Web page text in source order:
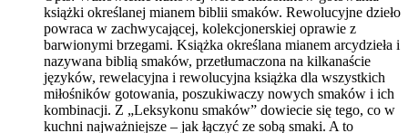
książki określanej mianem biblii smaków. Rewolucyjne dzieło
powraca w zachwycającej, kolekcjonerskiej oprawie z
barwionymi brzegami. Książka określana mianem arcydzieła i
nazywana biblią smaków, przetłumaczona na kilkanaście
języków, rewelacyjna i rewolucyjna książka dla wszystkich
miłośników gotowania, poszukiwaczy nowych smaków i ich
kombinacji. Z „Leksykonu smaków” dowiecie się tego, co w
kuchni najważniejsze – jak łączyć ze sobą smaki. A to